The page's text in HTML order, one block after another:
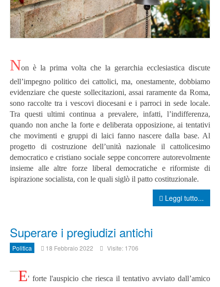
Non è la prima volta che la gerarchia ecclesiastica discute
dell’impegno politico dei cattolici, ma, onestamente, dobbiamo
evidenziare che queste sollecitazioni, assai raramente da Roma,
sono raccolte tra i vescovi diocesani e i parroci in sede locale.
Tra questi ultimi continua a prevalere, infatti, l’indifferenza,
quando non anche la forte e deliberata opposizione, ai tentativi
che movimenti e gruppi di laici fanno nascere dalla base. Al
progetto di costruzione dell’unità nazionale il cattolicesimo
democratico e cristiano sociale seppe concorrere autorevolmente
insieme alle altre forze liberal democratiche e riformiste di
ispirazione socialista, con le quali siglò il patto costituzionale.
Leggi tutto...
Superare i pregiudizi antichi
Politica 18 Febbraio 2022 Visite: 1706
E' forte l'auspicio che riesca il tentativo avviato dall’amico